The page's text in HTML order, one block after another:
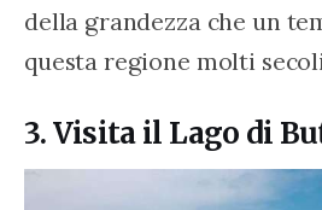
della grandezza che un
questa regione molti
3. Visita il Lago di